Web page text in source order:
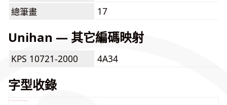
總筆畫
17
Unihan — 其它編碼映射
KPS 10721-2000 4A34
字型收錄